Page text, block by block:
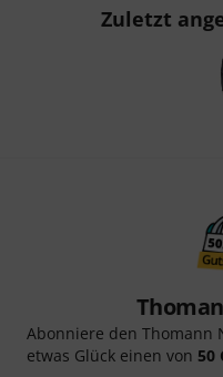
Zuletzt
Abonniere den Thomann
etwas Glück einen von 50